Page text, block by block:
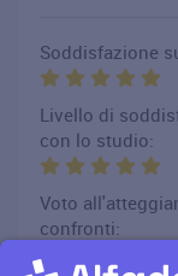
Soddisfazione
Livello di
con lo studio:
Voto
confronti: